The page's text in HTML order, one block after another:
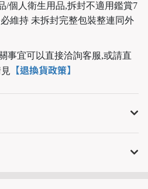
/個人衛生用品,拆封不適用鑑賞7
維持 未拆封完整包裝整連同外
事宜可以直接洽詢客服,或請直
【退換貨政策】